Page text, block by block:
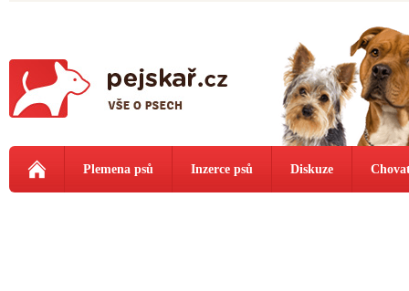
Plemena psů Inzerce psů Diskuze